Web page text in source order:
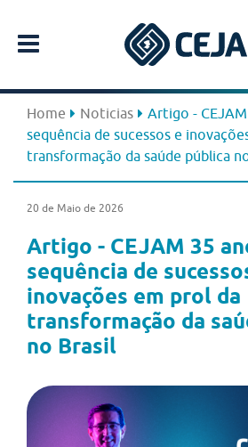
Home Noticias
Artigo -
sequência de sucessos e
transformação da saúde pública
20 de Maio de 2026
Artigo - CEJAM 35
sequência de
inovações em prol da
transformação da
no Brasil